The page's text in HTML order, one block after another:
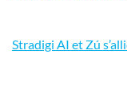
Stradigi AI et Zú